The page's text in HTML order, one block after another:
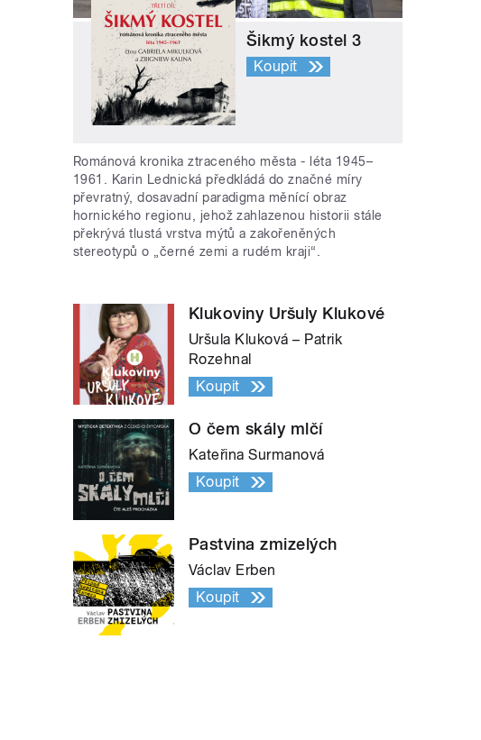
Šikmý kostel 3
Koupit
Románová kronika ztraceného města - léta 1945–
1961. Karin Lednická předkládá do značné míry
převratný, dosavadní paradigma měnící obraz
hornického regionu, jehož zahlazenou historii stále
překrývá tlustá vrstva mýtů a zakořeněných
stereotypů o „černé zemi a rudém kraji“.
Klukoviny Uršuly Klukové
Uršula Kluková – Patrik
Rozehnal
Koupit
O čem skály mlčí
Kateřina Surmanová
Koupit
Pastvina zmizelých
Václav Erben
Koupit